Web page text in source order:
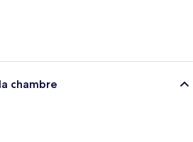
chambre